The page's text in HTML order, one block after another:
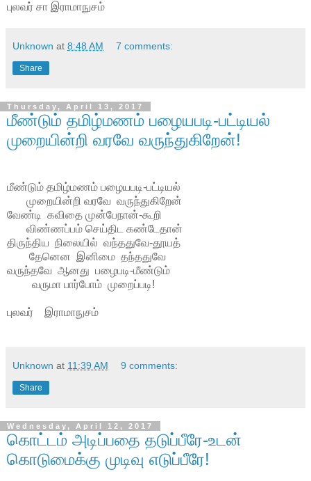
புலவர் சா இராமாநுசம்
Unknown at 8:48 AM 7 comments:
Share
Thursday, April 13, 2017
மீண்டும் தமிழ்மணம் பழையபடி-பட்டியல்
முறையின்றி வரவே வருந்துகிறேன்!
மீண்டும் தமிழ்மணம் பழையபடி-பட்டியல்
முறையின்றி வரவே வருந்துகிறேன்
வேண்டி கவிதை முன்பேநான்-கூறி
விண்ணப்பம் செய்திட கண்டேதான்
திருந்திய நிலையில் வந்ததுவே-தூயத்
தேனென இனிமை தந்ததுவே
வருந்தவே ஆனது பழைபடி-மீண்டும்
வருமா பார்போம் முறைப்படி!
புலவர் இராமாநுசம்
Unknown at 11:39 AM 9 comments:
Share
Wednesday, April 12, 2017
கொட்டம் அடிப்பதை தடுப்பீரே-உடன்
கொடுமைக்கு முடிவு எடுப்பீரே!